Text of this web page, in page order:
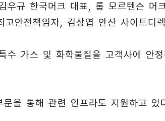
우규 한국머크 대표, 롭 모르텐슨 머
안전책임자, 김상엽 안산 사이트디
수 가스 및 화학물질을 고객사에 안
을 통해 관련 인프라도 지원하고 있